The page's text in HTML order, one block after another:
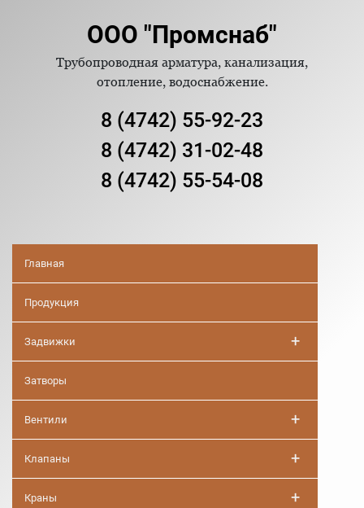
ООО "Промснаб"
Трубопроводная арматура, канализация,
отопление, водоснабжение.
8 (4742) 55-92-23
8 (4742) 31-02-48
8 (4742) 55-54-08
Главная
Продукция
Задвижки +
Затворы
Вентили +
Клапаны +
Краны +